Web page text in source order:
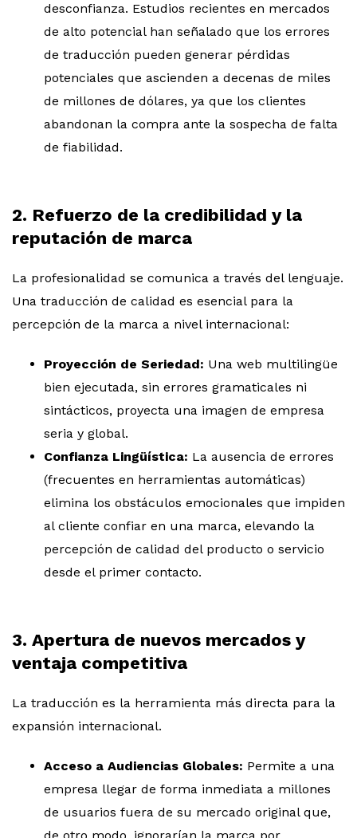
desconfianza. Estudios recientes en mercados
de alto potencial han señalado que los errores
de traducción pueden generar pérdidas
potenciales que ascienden a decenas de miles
de millones de dólares, ya que los clientes
abandonan la compra ante la sospecha de falta
de fiabilidad.
2. Refuerzo de la credibilidad y la
reputación de marca
La profesionalidad se comunica a través del lenguaje.
Una traducción de calidad es esencial para la
percepción de la marca a nivel internacional:
Proyección de Seriedad: Una web multilingüe
bien ejecutada, sin errores gramaticales ni
sintácticos, proyecta una imagen de empresa
seria y global.
Confianza Lingüística: La ausencia de errores
(frecuentes en herramientas automáticas)
elimina los obstáculos emocionales que impiden
al cliente confiar en una marca, elevando la
percepción de calidad del producto o servicio
desde el primer contacto.
3. Apertura de nuevos mercados y
ventaja competitiva
La traducción es la herramienta más directa para la
expansión internacional.
Acceso a Audiencias Globales: Permite a una
empresa llegar de forma inmediata a millones
de usuarios fuera de su mercado original que,